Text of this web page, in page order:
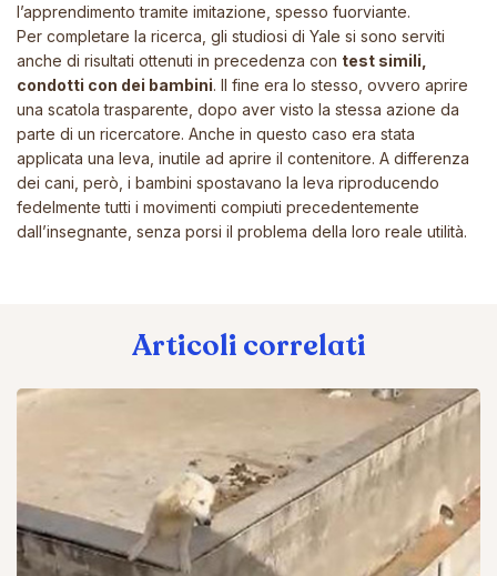
l’apprendimento tramite imitazione, spesso fuorviante.
Per completare la ricerca, gli studiosi di Yale si sono serviti
anche di risultati ottenuti in precedenza con test simili,
condotti con dei bambini. Il fine era lo stesso, ovvero aprire
una scatola trasparente, dopo aver visto la stessa azione da
parte di un ricercatore. Anche in questo caso era stata
applicata una leva, inutile ad aprire il contenitore. A differenza
dei cani, però, i bambini spostavano la leva riproducendo
fedelmente tutti i movimenti compiuti precedentemente
dall’insegnante, senza porsi il problema della loro reale utilità.
Articoli correlati